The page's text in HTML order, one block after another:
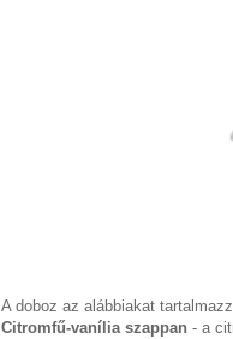
A doboz az alábbiakat
Citromfű-vanília szappan - a